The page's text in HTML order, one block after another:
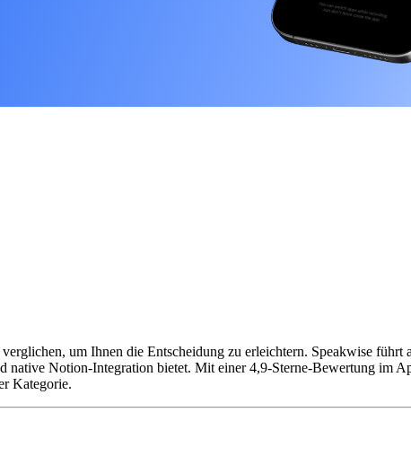
um Ihnen die Entscheidung zu erleichtern. Speakwise
Notion-Integration bietet. Mit einer 4,9-Sterne-Bewertung im
Kategorie.